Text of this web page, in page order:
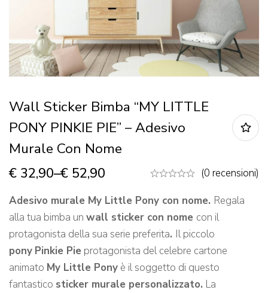
Wall Sticker Bimba “MY LITTLE
PONY PINKIE PIE” – Adesivo
Murale Con Nome
€ 32,90–€ 52,90
(0 recensioni)
Adesivo murale My Little Pony con nome. Regala
alla tua bimba un wall sticker con nome con il
protagonista della sua serie preferita. Il piccolo
pony Pinkie Pie protagonista del celebre cartone
animato My Little Pony è il soggetto di questo
fantastico sticker murale personalizzato. La